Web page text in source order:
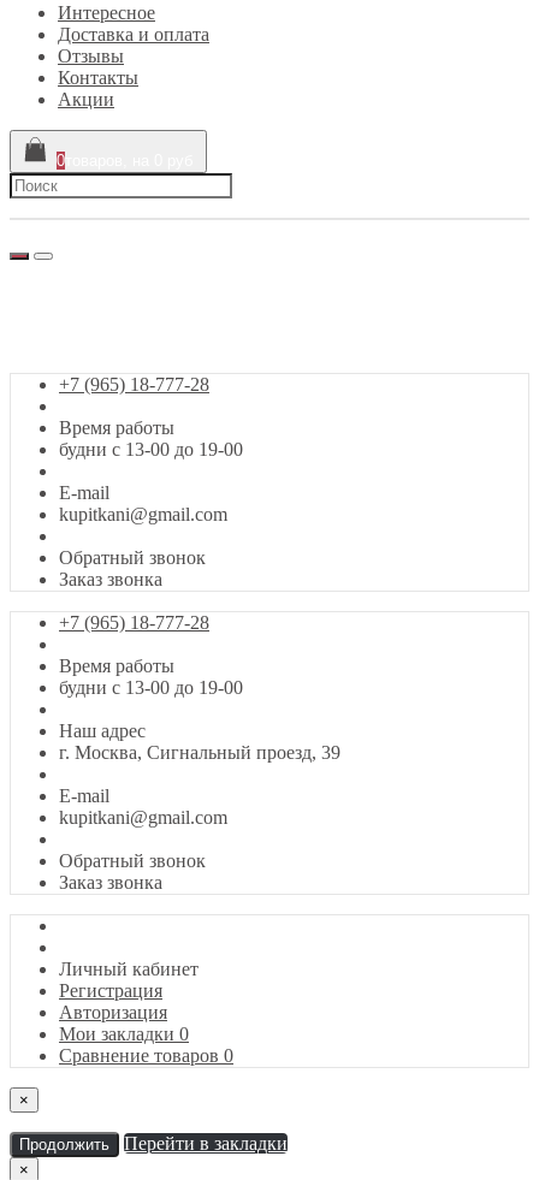
Интересное
Доставка и оплата
Отзывы
Контакты
Акции
0
+7 (965) 18-777-28
Время работы
будни с 13-00 до 19-00
E-mail
kupitkani@gmail.com
Обратный звонок
Заказ звонка
+7 (965) 18-777-28
Время работы
будни с 13-00 до 19-00
Наш адрес
г. Москва, Сигнальный проезд, 39
E-mail
kupitkani@gmail.com
Обратный звонок
Заказ звонка
Личный кабинет
Регистрация
Авторизация
Мои закладки 0
Сравнение товаров 0
×
Продолжить Перейти в закладки
×